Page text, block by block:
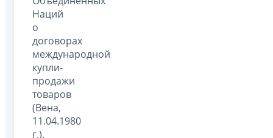
Наций
о
договорах
международной
купли-
продажи
товаров
(Вена,
11.04.1980
г.).